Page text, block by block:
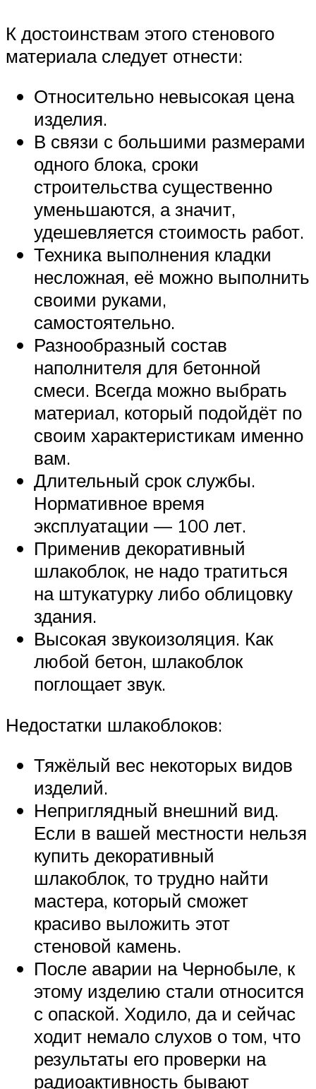
К достоинствам этого стенового
материала следует отнести:
Относительно невысокая цена
изделия.
В связи с большими размерами
одного блока, сроки
строительства существенно
уменьшаются, а значит,
удешевляется стоимость работ.
Техника выполнения кладки
несложная, её можно выполнить
своими руками,
самостоятельно.
Разнообразный состав
наполнителя для бетонной
смеси. Всегда можно выбрать
материал, который подойдёт по
своим характеристикам именно
вам.
Длительный срок службы.
Нормативное время
эксплуатации — 100 лет.
Применив декоративный
шлакоблок, не надо тратиться
на штукатурку либо облицовку
здания.
Высокая звукоизоляция. Как
любой бетон, шлакоблок
поглощает звук.
Недостатки шлакоблоков:
Тяжёлый вес некоторых видов
изделий.
Неприглядный внешний вид.
Если в вашей местности нельзя
купить декоративный
шлакоблок, то трудно найти
мастера, который сможет
красиво выложить этот
стеновой камень.
После аварии на Чернобыле, к
этому изделию стали относится
с опаской. Ходило, да и сейчас
ходит немало слухов о том, что
результаты его проверки на
радиоактивность бывают